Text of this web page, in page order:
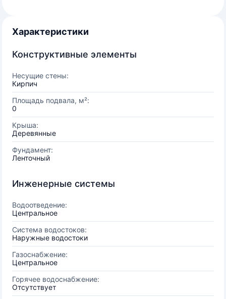
Характеристики
Конструктивные элементы
Несущие стены:
Кирпич
Площадь подвала, м²:
0
Крыша:
Деревянные
Фундамент:
Ленточный
Инженерные системы
Водоотведение:
Центральное
Система водостоков:
Наружные водостоки
Газоснабжение:
Центральное
Горячее водоснабжение:
Отсутствует